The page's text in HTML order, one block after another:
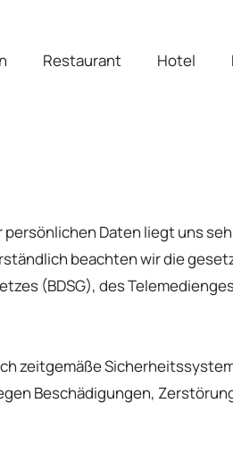
Restaurant Hotel
Daten liegt uns
beachten wir die
(BDSG), des
zeitgemäße
Beschädigungen,